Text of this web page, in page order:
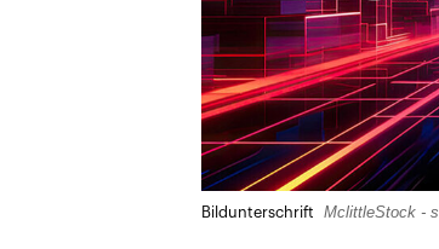
Bildunterschrift MclittleStock -